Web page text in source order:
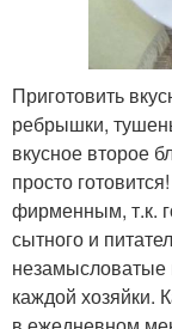
Приготовить
ребрышки,
вкусное второе
просто
фирменным, т.к.
сытного и
незамысловатые
каждой хозяйки.